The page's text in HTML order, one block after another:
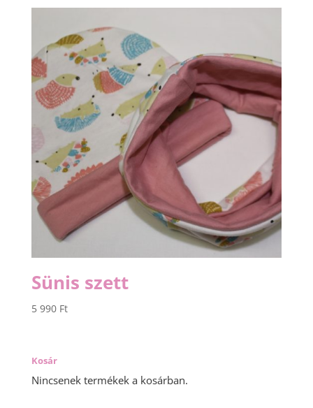
Sünis szett
5 990 Ft
Kosár
Nincsenek termékek a kosárban.